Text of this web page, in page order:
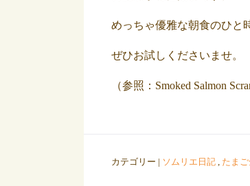
めっちゃ優雅な朝食のひと
ぜひお試しくださいませ。
（参照：Smoked Salmon
カテゴリー | ソムリエ日記 , たま